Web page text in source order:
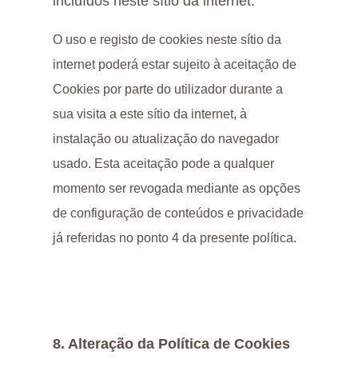
O uso e registo de cookies neste sítio da
internet poderá estar sujeito à aceitação de
Cookies por parte do utilizador durante a
sua visita a este sítio da internet, à
instalação ou atualização do navegador
usado. Esta aceitação pode a qualquer
momento ser revogada mediante as opções
de configuração de conteúdos e privacidade
já referidas no ponto 4 da presente política.
8. Alteração da Política de Cookies